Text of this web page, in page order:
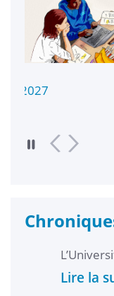
Tout
L’Université
Lire la suite